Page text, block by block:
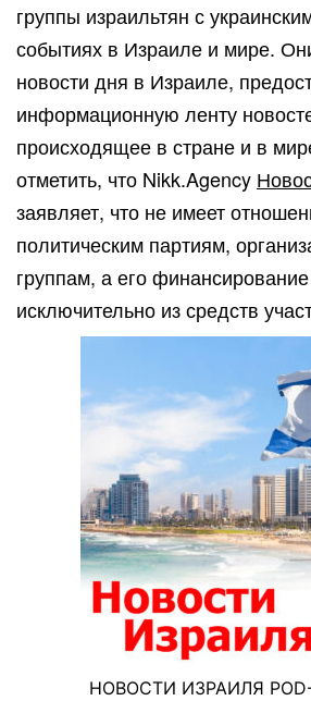
группы израильтян с
событиях в Израиле и мире.
новости дня в Израиле,
информационную ленту
происходящее в стране и в
отметить, что Nikk.Agency
заявляет, что не имеет
политическим партиям,
группам, а его
исключительно из средств
НОВОСТИ ИЗРАИЛЯ POD-